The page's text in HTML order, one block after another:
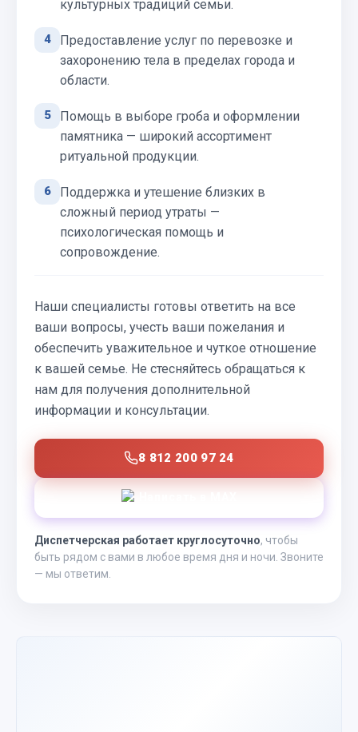
культурных традиций семьи.
4
Предоставление услуг по перевозке и
захоронению тела в пределах города и
области.
5
Помощь в выборе гроба и оформлении
памятника — широкий ассортимент
ритуальной продукции.
6
Поддержка и утешение близких в
сложный период утраты —
психологическая помощь и
сопровождение.
Наши специалисты готовы ответить на все
ваши вопросы, учесть ваши пожелания и
обеспечить уважительное и чуткое отношение
к вашей семье. Не стесняйтесь обращаться к
нам для получения дополнительной
информации и консультации.
8 812 200 97 24
Диспетчерская работает круглосуточно, чтобы
быть рядом с вами в любое время дня и ночи. Звоните
— мы ответим.